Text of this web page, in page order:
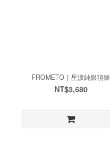
FROMETO｜星淚純銀項鍊
NT$3,680